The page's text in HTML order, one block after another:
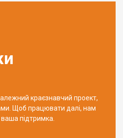
краєзнавчий проект,
Щоб працювати далі, нам
ваша підтримка.